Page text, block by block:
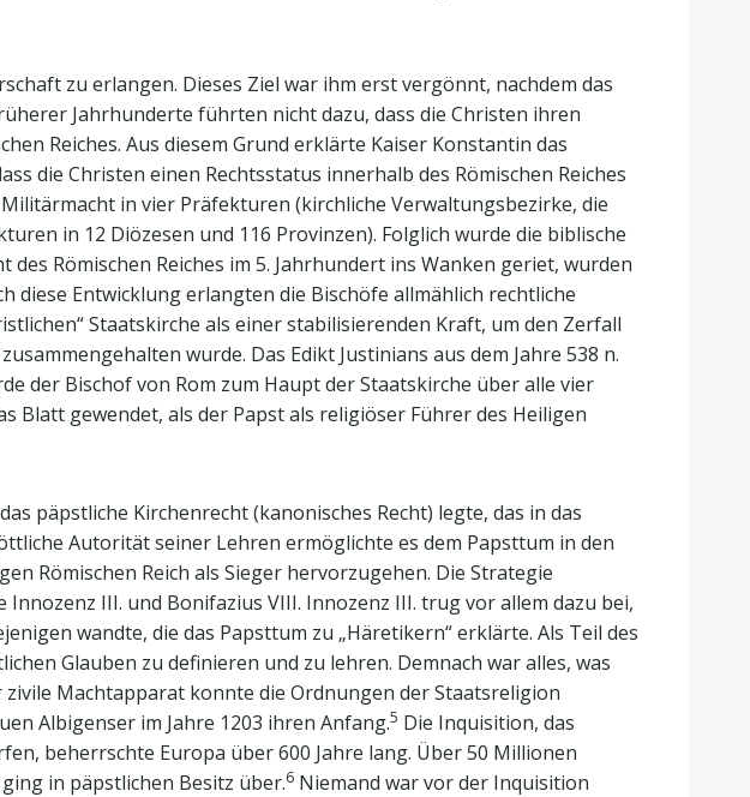
zu erlangen. Dieses Ziel war ihm erst vergönnt, nachdem das
Jahrhunderte führten nicht dazu, dass die Christen ihren
Reiches. Aus diesem Grund erklärte Kaiser Konstantin das
die Christen einen Rechtsstatus innerhalb des Römischen Reiches
in vier Präfekturen (kirchliche Verwaltungsbezirke, die
in 12 Diözesen und 116 Provinzen). Folglich wurde die biblische
Römischen Reiches im 5. Jahrhundert ins Wanken geriet, wurden
diese Entwicklung erlangten die Bischöfe allmählich rechtliche
Staatskirche als einer stabilisierenden Kraft, um den Zerfall
wurde. Das Edikt Justinians aus dem Jahre 538 n.
der Bischof von Rom zum Haupt der Staatskirche über alle vier
Blatt gewendet, als der Papst als religiöser Führer des Heiligen
päpstliche Kirchenrecht (kanonisches Recht) legte, das in das
Autorität seiner Lehren ermöglichte es dem Papsttum in den
Römischen Reich als Sieger hervorzugehen. Die Strategie
III. und Bonifazius VIII. Innozenz III. trug vor allem dazu bei,
wandte, die das Papsttum zu „Häretikern“ erklärte. Als Teil des
Glauben zu definieren und zu lehren. Demnach war alles, was
Machtapparat konnte die Ordnungen der Staatsreligion
Albigenser im Jahre 1203 ihren Anfang.5 Die Inquisition, das
beherrschte Europa über 600 Jahre lang. Über 50 Millionen
in päpstlichen Besitz über.6 Niemand war vor der Inquisition